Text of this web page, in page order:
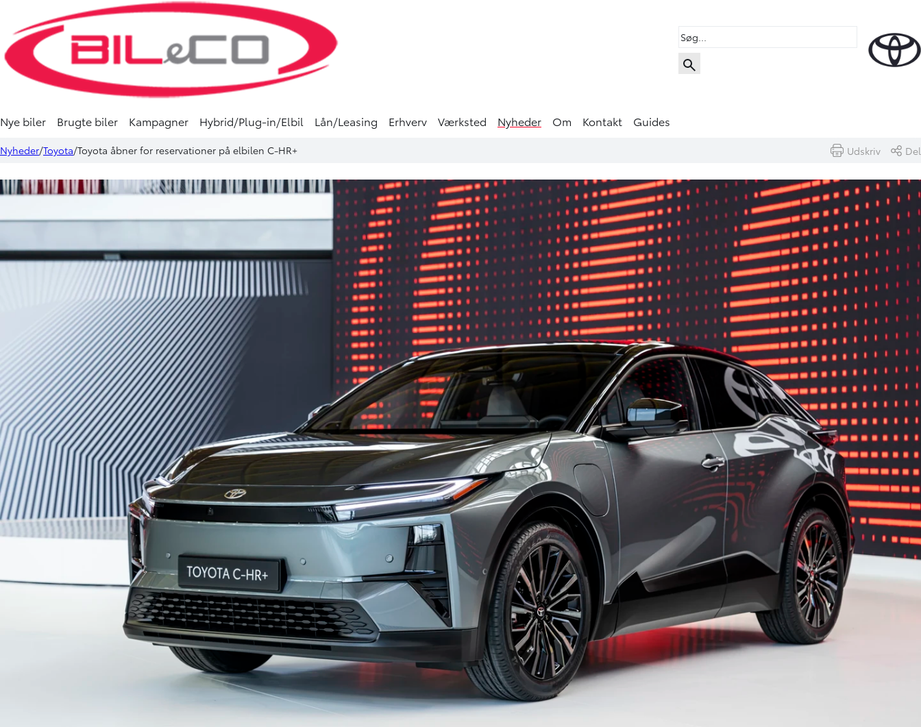
Nye biler Brugte biler Kampagner Hybrid/Plug-in/Elbil Lån/Leasing Erhverv Værksted Nyheder Om Kontakt Guides
Nyheder Toyota Toyota åbner for reservationer på elbilen C-HR+ Udskriv Del